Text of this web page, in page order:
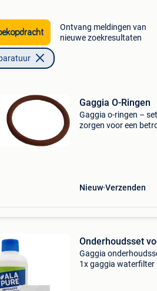
Ontvang meldingen van
nieuwe zoekresultaten
Gaggia O-Ringen
Gaggia o-ringen –
zorgen voor een
Nieuw Verzenden
Onderhoudsset
Gaggia
1x gaggia waterfilter